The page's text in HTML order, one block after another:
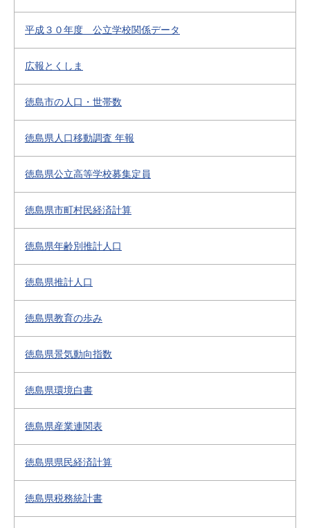
平成３０年度 公立学校関係データ
広報とくしま
徳島市の人口・世帯数
徳島県人口移動調査 年報
徳島県公立高等学校募集定員
徳島県市町村民経済計算
徳島県年齢別推計人口
徳島県推計人口
徳島県教育の歩み
徳島県景気動向指数
徳島県環境白書
徳島県産業連関表
徳島県県民経済計算
徳島県税務統計書